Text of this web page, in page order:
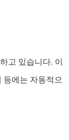
고 있습니다. 이
등에는 자동적으